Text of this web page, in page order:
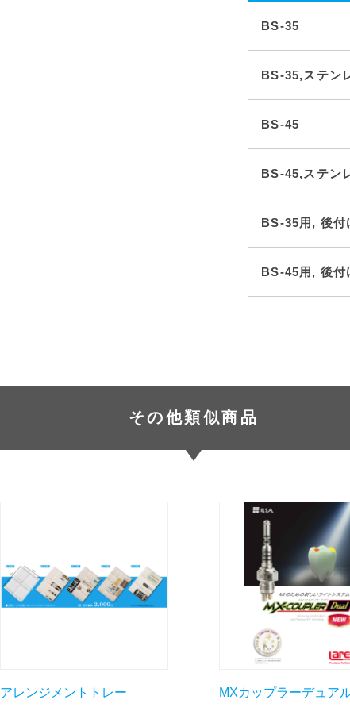
BS-35
BS-35,ステン
BS-45
BS-45,ステン
BS-35用, 後
BS-45用, 後
その他類似商品
アレンジメントトレー MXカップラーデュア